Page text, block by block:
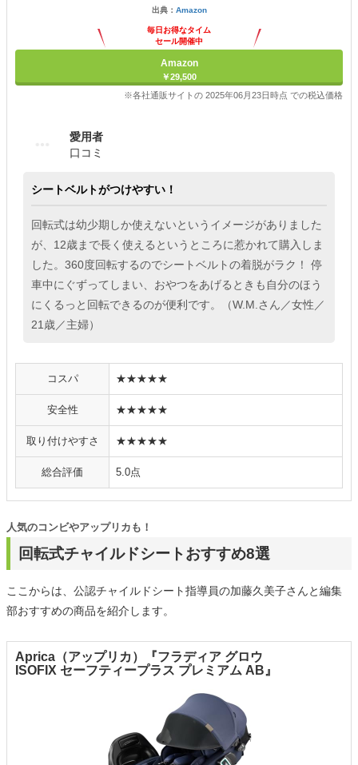
出典： Amazon
毎日お得なタイム
セール開催中
Amazon
￥29,500
※各社通販サイトの 2025年06月23日時点 での税込価格
愛用者
口コミ
シートベルトがつけやすい！
回転式は幼少期しか使えないというイメージがありました
が、12歳まで長く使えるというところに惹かれて購入しま
した。360度回転するのでシートベルトの着脱がラク！ 停
車中にぐずってしまい、おやつをあげるときも自分のほう
にくるっと回転できるのが便利です。（W.M.さん／女性／
21歳／主婦）
コスパ ★★★★★
安全性 ★★★★★
取り付けやすさ ★★★★★
総合評価 5.0点
回転式チャイルドシートおすすめ8選
人気のコンビやアップリカも！
ここからは、公認チャイルドシート指導員の加藤久美子さんと編集
部おすすめの商品を紹介します。
Aprica（アップリカ）『フラディア グロウ
ISOFIX セーフティープラス プレミアム AB』